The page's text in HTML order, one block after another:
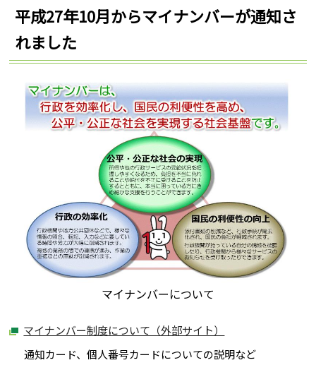
平成27年10月からマイナンバーが通知さ
れました
マイナンバーについて
マイナンバー制度について（外部サイト）
通知カード、個人番号カードについての説明など